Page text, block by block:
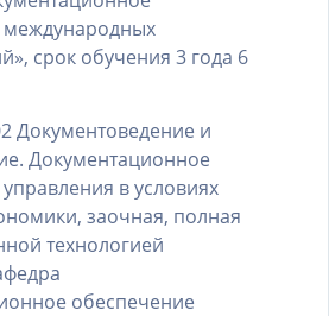
международных
срок обучения 3 года 6
Документоведение и
Документационное
в условиях
заочная, полная
технологией
обеспечение